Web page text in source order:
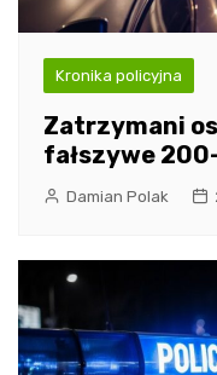
Kronika policyjna
Zatrzymani
fałszywe
Damian Polak